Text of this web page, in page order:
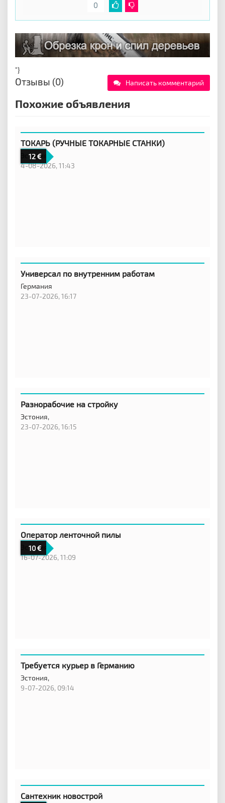
0
"}
Отзывы (0) Написать комментарий
Похожие объявления
12
ТОКАРЬ (РУЧНЫЕ ТОКАРНЫЕ СТАНКИ)
Эстония
4-08-2026, 11:43
Универсал по внутренним работам
Германия
23-07-2026, 16:17
Разнорабочие на стройку
Эстония,
23-07-2026, 16:15
10
Оператор ленточной пилы
Эстония
16-07-2026, 11:09
Требуется курьер в Германию
Эстония,
9-07-2026, 09:14
Сантехник новострой